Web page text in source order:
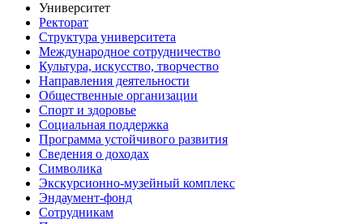
Университет
Ректорат
Структура университета
Международное сотрудничество
Культура, искусство, творчество
Направления деятельности
Общественные организации
Спорт и здоровье
Социальная поддержка
Программа устойчивого развития
Сведения о доходах
Символика
Экскурсионно-музейный комплекс
Эндаумент-фонд
Сотрудникам